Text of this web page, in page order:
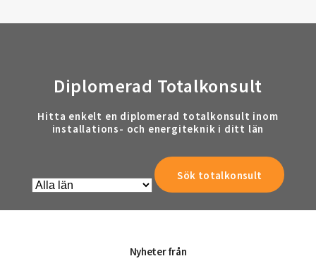
Diplomerad Totalkonsult
Hitta enkelt en diplomerad totalkonsult inom
installations- och energiteknik i ditt län
Nyheter från